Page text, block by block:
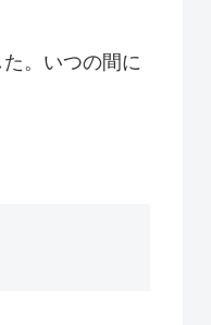
。いつの間に